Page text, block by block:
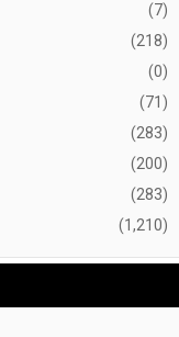
(7)
(218)
(0)
(71)
(283)
(200)
(283)
(1,210)